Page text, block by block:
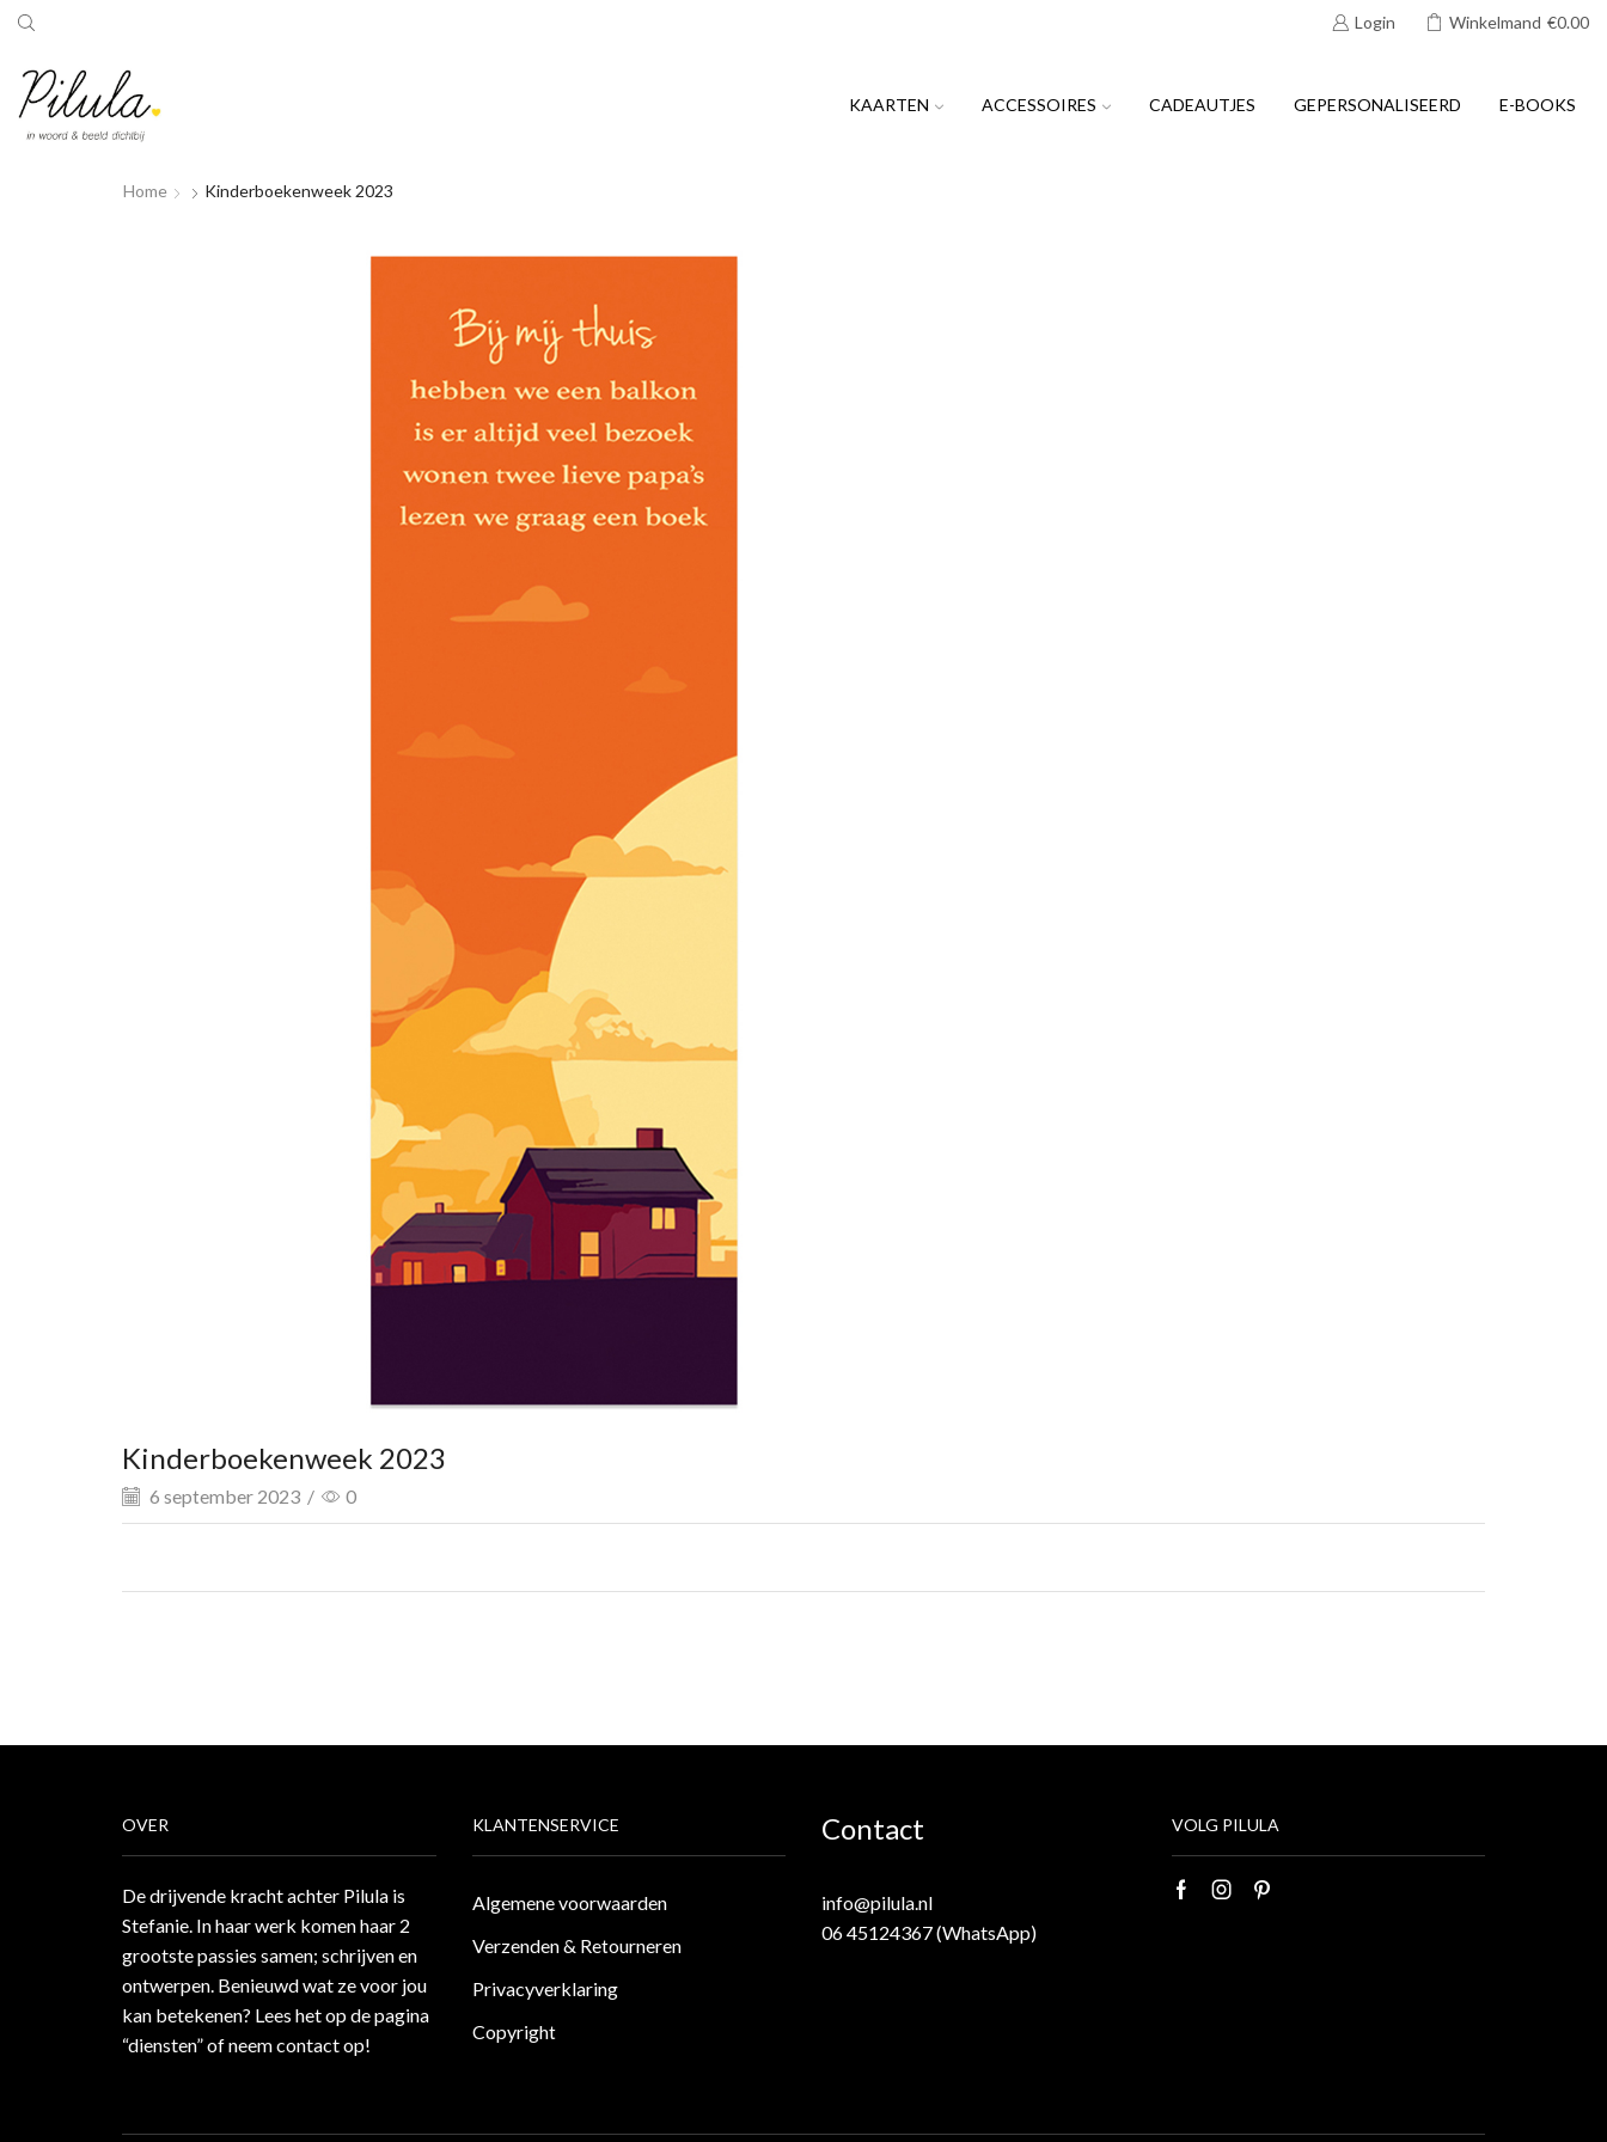
Login Winkelmand €0.00
KAARTEN ACCESSOIRES CADEAUTJES GEPERSONALISEERD E-BOOKS
Home Kinderboekenweek 2023
Kinderboekenweek 2023
6 september 2023 / 0
OVER
De drijvende kracht achter Pilula is
Stefanie. In haar werk komen haar 2
grootste passies samen; schrijven en
ontwerpen. Benieuwd wat ze voor jou
kan betekenen? Lees het op de pagina
“diensten”of neemcontactop!
KLANTENSERVICE
Algemene voorwaarden
Verzenden & Retourneren
Privacyverklaring
Copyright
Contact
info@pilula.nl
06 45124367 (WhatsApp)
VOLG PILULA
Facebook
InstagramPinterest